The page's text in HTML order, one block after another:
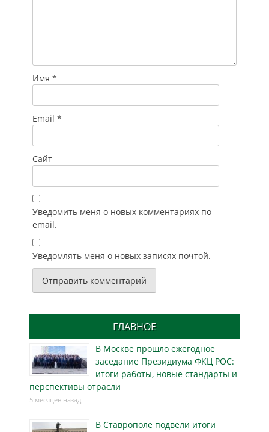
Имя *
Email *
Сайт
Уведомить меня о новых комментариях по
email.
Уведомлять меня о новых записях почтой.
ГЛАВНОЕ
В Москве прошло ежегодное
заседание Президиума ФКЦ РОС:
итоги работы, новые стандарты и
перспективы отрасли
5 месяцев назад
В Ставрополе подвели итоги